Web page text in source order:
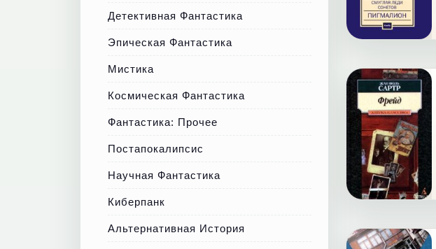
Детективная Фантастика
Эпическая Фантастика
Мистика
Космическая Фантастика
Фантастика: Прочее
Постапокалипсис
Научная Фантастика
Киберпанк
Альтернативная История